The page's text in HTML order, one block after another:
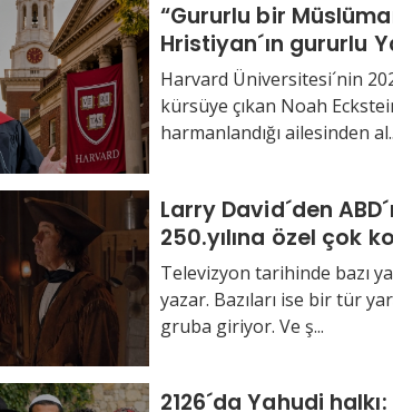
“Gururlu bir
Hristiyan´ın gururlu
Harvard Üniversitesi´nin
kürsüye çıkan Noah
harmanlandığı ailesinden
Larry David´den
250.yılına özel çok
yapım
Televizyon tarihinde bazı
yazar. Bazıları ise bir tür
gruba giriyor. Ve ş...
2126´da Yahudi